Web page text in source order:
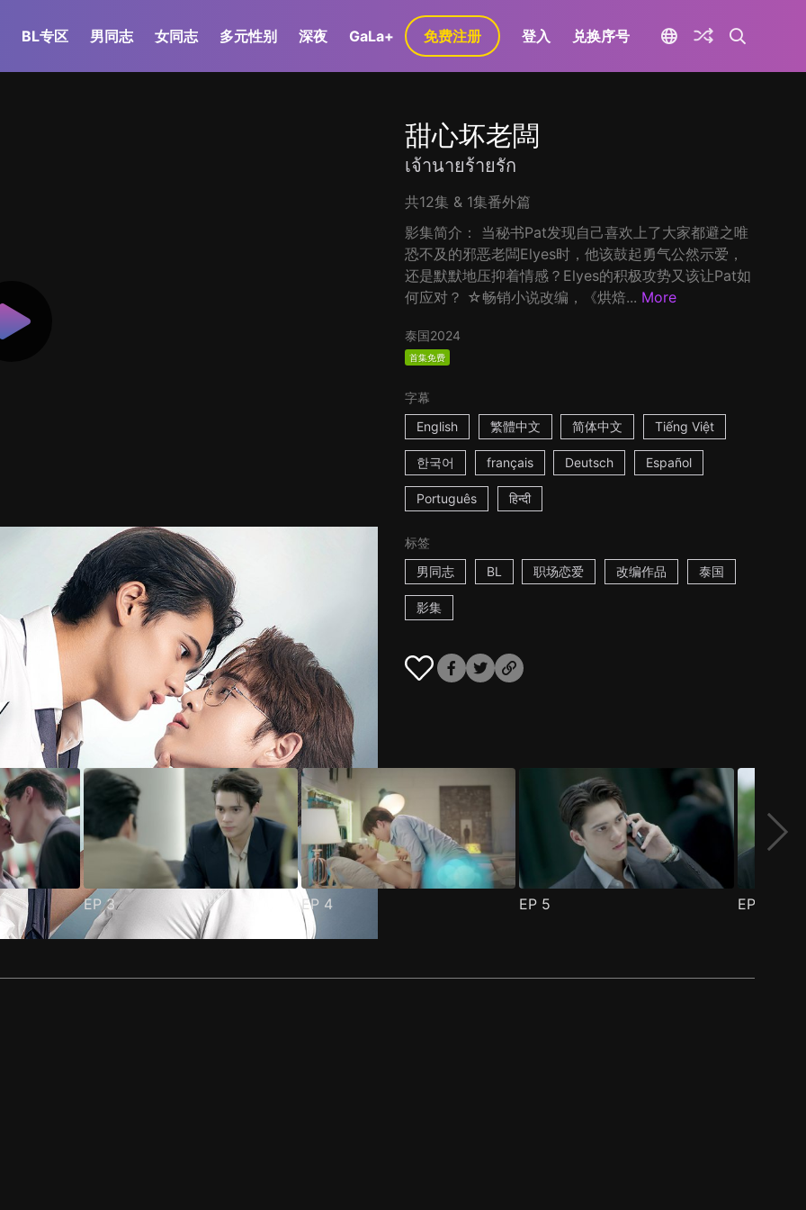
BL专区 男同志 女同志 多元性别 深夜 GaLa+ 免费注册 登入 兑换序号
甜心坏老闆
เจ้านายร้ายรัก
共12集 & 1集番外篇
影集简介： 当秘书Pat发现自己喜欢上了大家都避之唯
恐不及的邪恶老闆Elyes时，他该鼓起勇气公然示爱，
还是默默地压抑着情感？Elyes的积极攻势又该让Pat如
何应对？ ☆畅销小说改编，《烘焙... More
泰国2024
首集免费
字幕
English
繁體中文 简体中文 Tiếng Việt
한국어 français Deutsch Español
Português हिन्दी
标签
男同志
BL 职场恋爱 改编作品 泰国
影集
EP3 EP 4 EP 5 EP